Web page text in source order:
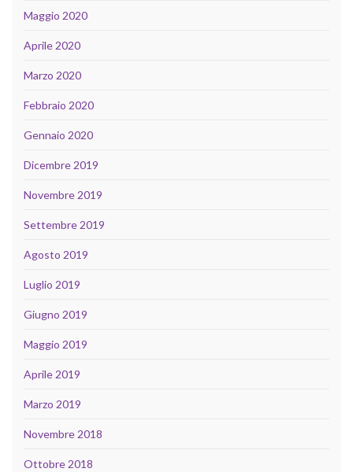
Maggio 2020
Aprile 2020
Marzo 2020
Febbraio 2020
Gennaio 2020
Dicembre 2019
Novembre 2019
Settembre 2019
Agosto 2019
Luglio 2019
Giugno 2019
Maggio 2019
Aprile 2019
Marzo 2019
Novembre 2018
Ottobre 2018